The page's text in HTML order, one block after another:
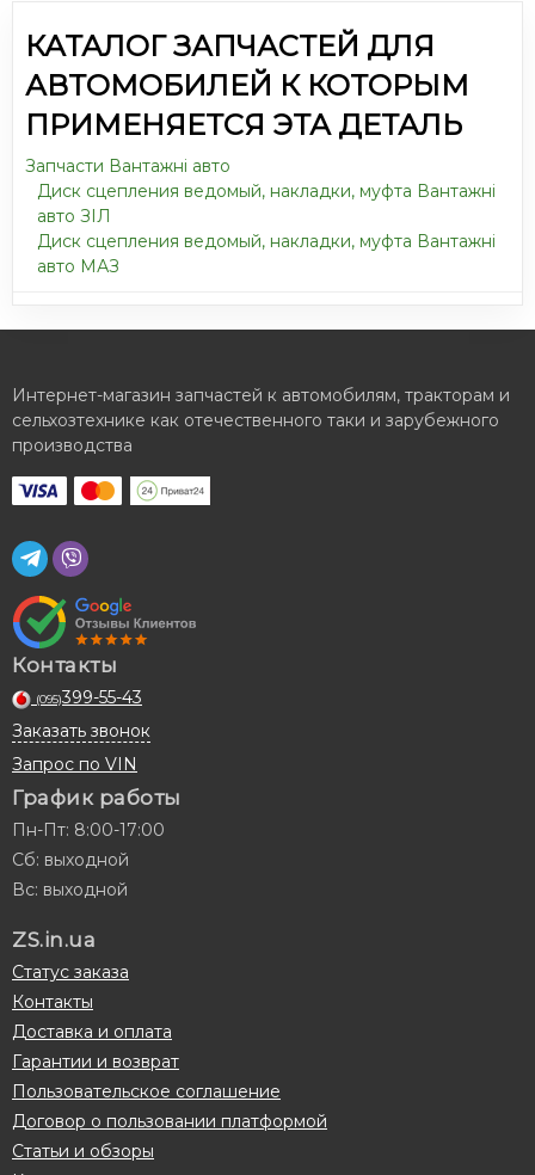
КАТАЛОГ ЗАПЧАСТЕЙ ДЛЯ
АВТОМОБИЛЕЙ К КОТОРЫМ
ПРИМЕНЯЕТСЯ ЭТА ДЕТАЛЬ
Запчасти Вантажні авто
Диск сцепления ведомый, накладки, муфта Вантажні
авто ЗІЛ
Диск сцепления ведомый, накладки, муфта Вантажні
авто МАЗ
Интернет-магазин запчастей к автомобилям, тракторам и
сельхозтехнике как отечественного таки и зарубежного
производства
Контакты
(095)399-55-43
Заказать звонок
Запрос по VIN
График работы
Пн-Пт: 8:00-17:00
Сб: выходной
Вс: выходной
ZS.in.ua
Статус заказа
Контакты
Доставка и оплата
Гарантии и возврат
Пользовательское соглашение
Договор о пользовании платформой
Статьи и обзоры